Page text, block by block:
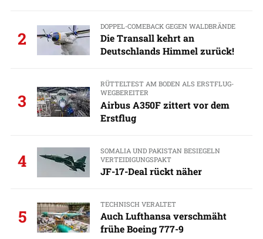
2
DOPPEL-COMEBACK GEGEN WALDBRÄNDE
Die Transall kehrt an
Deutschlands Himmel zurück!
3
RÜTTELTEST AM BODEN ALS ERSTFLUG-
WEGBEREITER
Airbus A350F zittert vor dem
Erstflug
4
SOMALIA UND PAKISTAN BESIEGELN
VERTEIDIGUNGSPAKT
JF-17-Deal rückt näher
5
TECHNISCH VERALTET
Auch Lufthansa verschmäht
frühe Boeing 777-9